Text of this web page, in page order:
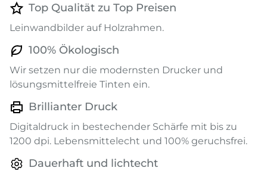
Top Qualität zu Top Preisen
Leinwandbilder auf Holzrahmen.
100% Ökologisch
Wir setzen nur die modernsten Drucker und
lösungsmittelfreie Tinten ein.
Brillianter Druck
Digitaldruck in bestechender Schärfe mit bis zu
1200 dpi. Lebensmittelecht und 100% geruchsfrei.
Dauerhaft und lichtecht